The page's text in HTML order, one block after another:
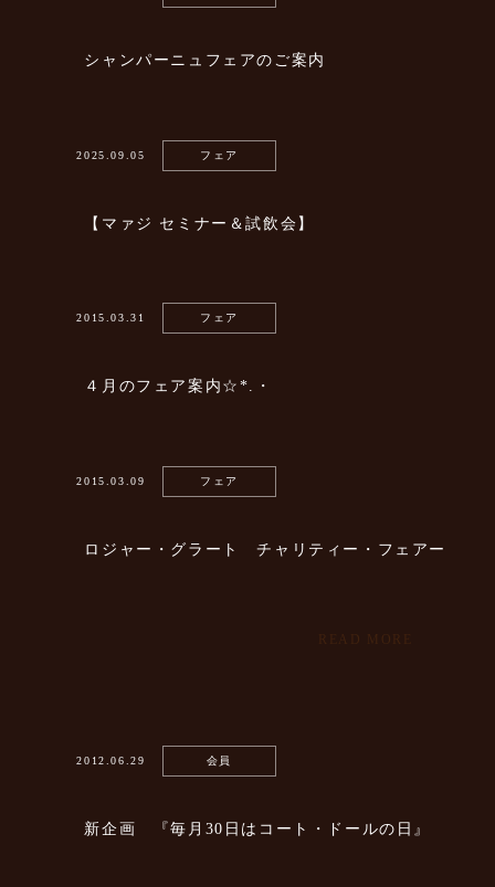
シャンパーニュフェアのご案内
2025.09.05 フェア
【マァジ セミナー＆試飲会】
2015.03.31 フェア
４月のフェア案内☆*.・
2015.03.09 フェア
ロジャー・グラート チャリティー・フェアー
READ MORE
2012.06.29 会員
新企画 『毎月30日はコート・ドールの日』